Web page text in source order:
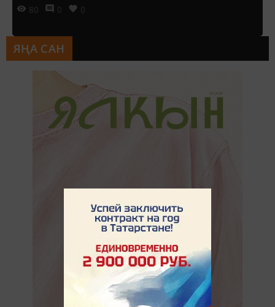
80 0 0
ЯҢА САН